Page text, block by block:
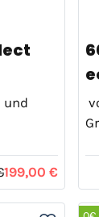
und
199,00 €